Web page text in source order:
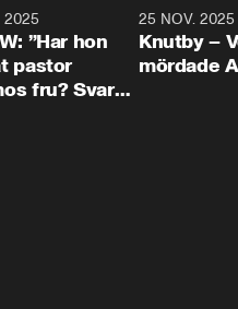
2025
”Har hon
pastor
fru? Svar
25 NOV. 2025
Knutby –
mördade